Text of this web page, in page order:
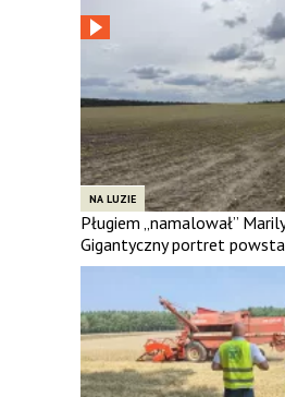
NA LUZIE
Pługiem „namalował”
Gigantyczny portret